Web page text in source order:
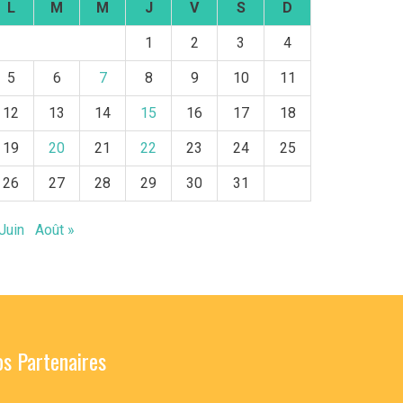
L M M J V S D
1 2 3 4
5 6 7 8 9 10 11
12 13 14 15 16 17 18
19 20 21 22 23 24 25
26 27 28 29 30 31
Août »
Partenaires